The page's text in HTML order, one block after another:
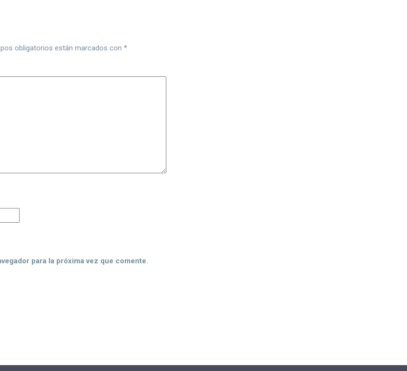
obligatorios están marcados con *
para la próxima vez que comente.